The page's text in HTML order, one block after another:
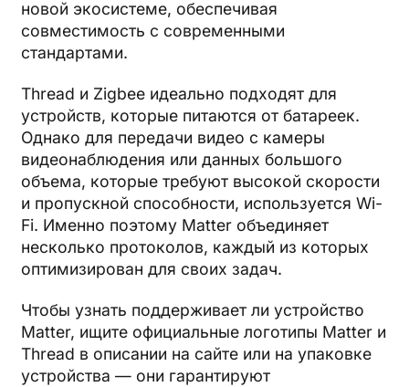
новой экосистеме, обеспечивая
совместимость с современными
стандартами.
Thread и Zigbee идеально подходят для
устройств, которые питаются от батареек.
Однако для передачи видео с камеры
видеонаблюдения или данных большого
объема, которые требуют высокой скорости
и пропускной способности, используется Wi-
Fi. Именно поэтому Matter объединяет
несколько протоколов, каждый из которых
оптимизирован для своих задач.
Чтобы узнать поддерживает ли устройство
Matter, ищите официальные логотипы Matter и
Thread в описании на сайте или на упаковке
устройства — они гарантируют